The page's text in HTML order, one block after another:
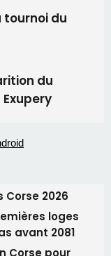
2026
loges
avant 2081
corses
faux vendeur de